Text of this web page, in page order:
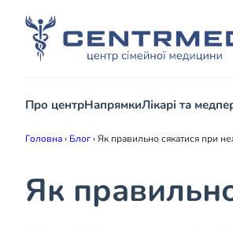
Про центрНапрямкиЛікарі та
Головна› Блог›Як правильно сякатися при
Як